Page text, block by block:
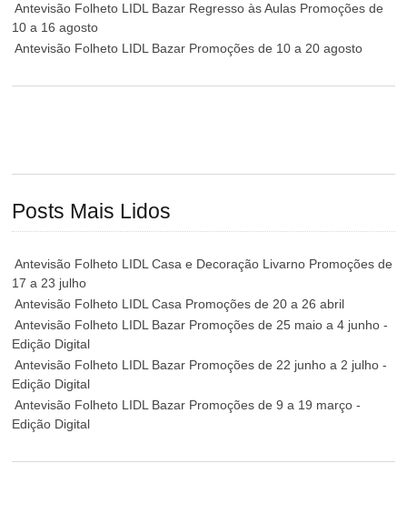
Antevisão Folheto LIDL Bazar Regresso às Aulas Promoções de
10 a 16 agosto
Antevisão Folheto LIDL Bazar Promoções de 10 a 20 agosto
Posts Mais Lidos
Antevisão Folheto LIDL Casa e Decoração Livarno Promoções de
17 a 23 julho
Antevisão Folheto LIDL Casa Promoções de 20 a 26 abril
Antevisão Folheto LIDL Bazar Promoções de 25 maio a 4 junho -
Edição Digital
Antevisão Folheto LIDL Bazar Promoções de 22 junho a 2 julho -
Edição Digital
Antevisão Folheto LIDL Bazar Promoções de 9 a 19 março -
Edição Digital